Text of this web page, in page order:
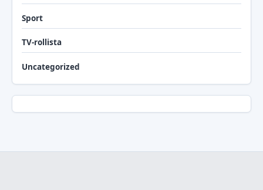
Sport
TV-rollista
Uncategorized